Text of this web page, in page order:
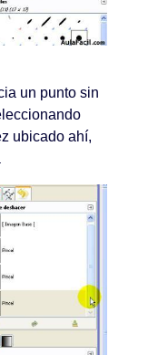
un punto sin
ubicado ahí,